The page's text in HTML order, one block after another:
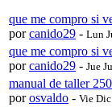
que me compro si
porcanido29 - Lun
que me compro si
porcanido29 - Jue
manual de taller
porosvaldo - Vie